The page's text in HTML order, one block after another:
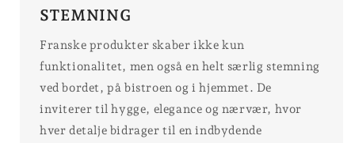
STEMNING
Franske produkter skaber ikke kun
funktionalitet, men også en helt særlig stemning
ved bordet, på bistroen og i hjemmet. De
inviterer til hygge, elegance og nærvær, hvor
hver detalje bidrager til en indbydende